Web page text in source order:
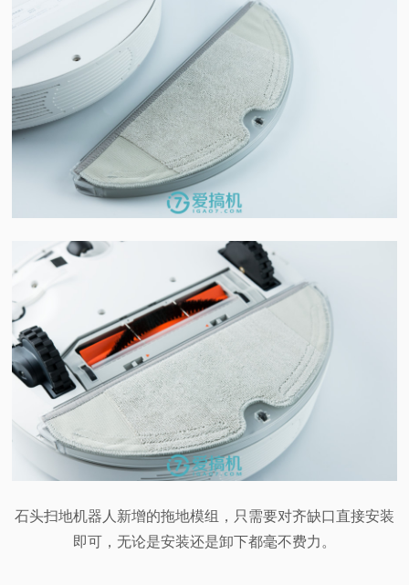
石头扫地机器人新增的拖地模组，只需要对齐缺口直接安装
即可，无论是安装还是卸下都毫不费力。